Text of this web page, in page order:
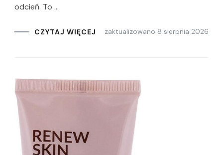
odcień. To …
CZYTAJ WIĘCEJ zaktualizowano 8 sierpnia 2026